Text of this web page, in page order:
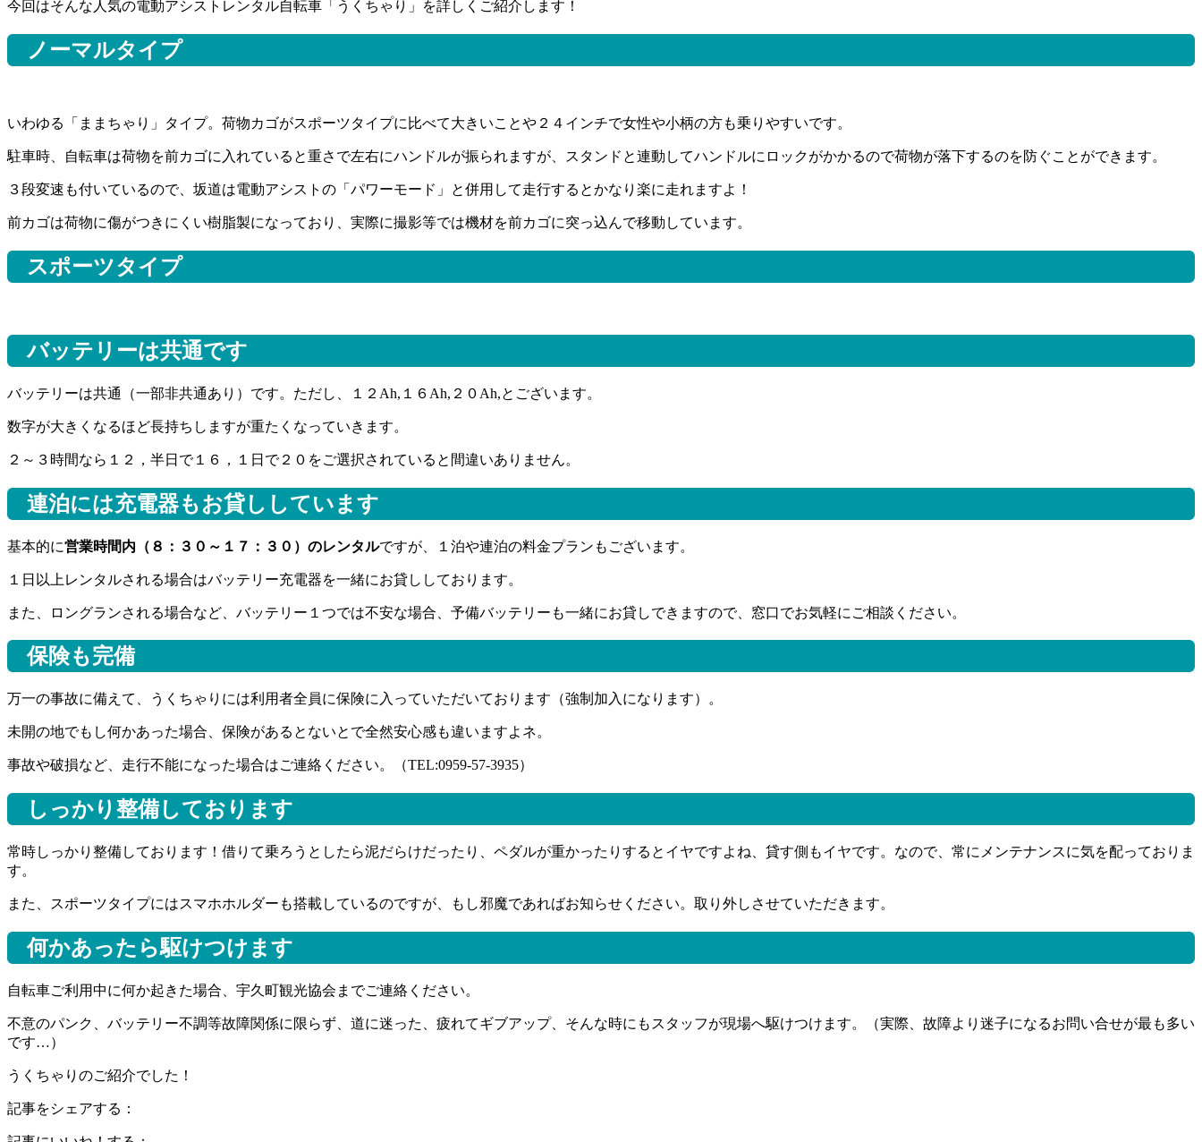
今回はそんな人気の電動アシストレンタル自転車「うくちゃり」を詳しくご紹介します！
ノーマルタイプ
いわゆる「ままちゃり」タイプ。荷物カゴがスポーツタイプに比べて大きいことや２４インチで女性や小柄の方も乗りやすいです。
駐車時、自転車は荷物を前カゴに入れていると重さで左右にハンドルが振られますが、スタンドと連動してハンドルにロックがかかるので荷物が落下するのを防ぐことができます。
３段変速も付いているので、坂道は電動アシストの「パワーモード」と併用して走行するとかなり楽に走れますよ！
前カゴは荷物に傷がつきにくい樹脂製になっており、実際に撮影等では機材を前カゴに突っ込んで移動しています。
スポーツタイプ
バッテリーは共通です
バッテリーは共通（一部非共通あり）です。ただし、１２Ah,１６Ah,２０Ah,とございます。
数字が大きくなるほど長持ちしますが重たくなっていきます。
２～３時間なら１２，半日で１６，１日で２０をご選択されていると間違いありません。
連泊には充電器もお貸ししています
基本的に営業時間内（８：３０～１７：３０）のレンタルですが、１泊や連泊の料金プランもございます。
１日以上レンタルされる場合はバッテリー充電器を一緒にお貸ししております。
また、ロングランされる場合など、バッテリー１つでは不安な場合、予備バッテリーも一緒にお貸しできますので、窓口でお気軽にご相談ください。
保険も完備
万一の事故に備えて、うくちゃりには利用者全員に保険に入っていただいております（強制加入になります）。
未開の地でもし何かあった場合、保険があるとないとで全然安心感も違いますよネ。
事故や破損など、走行不能になった場合はご連絡ください。（TEL:0959-57-3935）
しっかり整備しております
常時しっかり整備しております！借りて乗ろうとしたら泥だらけだったり、ペダルが重かったりするとイヤですよね、貸す側もイヤです。なので、常にメンテナンスに気を配っておりま
す。
また、スポーツタイプにはスマホホルダーも搭載しているのですが、もし邪魔であればお知らせください。取り外しさせていただきます。
何かあったら駆けつけます
自転車ご利用中に何か起きた場合、宇久町観光協会までご連絡ください。
不意のパンク、バッテリー不調等故障関係に限らず、道に迷った、疲れてギブアップ、そんな時にもスタッフが現場へ駆けつけます。（実際、故障より迷子になるお問い合せが最も多い
です…）
うくちゃりのご紹介でした！
記事をシェアする：